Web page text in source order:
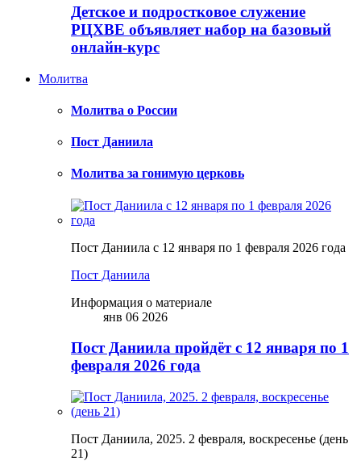
Детское и подростковое служение
РЦХВЕ объявляет набор на базовый
онлайн-курс
Молитва
Молитва о России
Пост Даниила
Молитва за гонимую церковь
Пост Даниила с 12 января по 1 февраля 2026 года
Пост Даниила
Информация о материале
янв 06 2026
Пост Даниила пройдёт с 12 января по 1
февраля 2026 года
Пост Даниила, 2025. 2 февраля, воскресенье (день
21)